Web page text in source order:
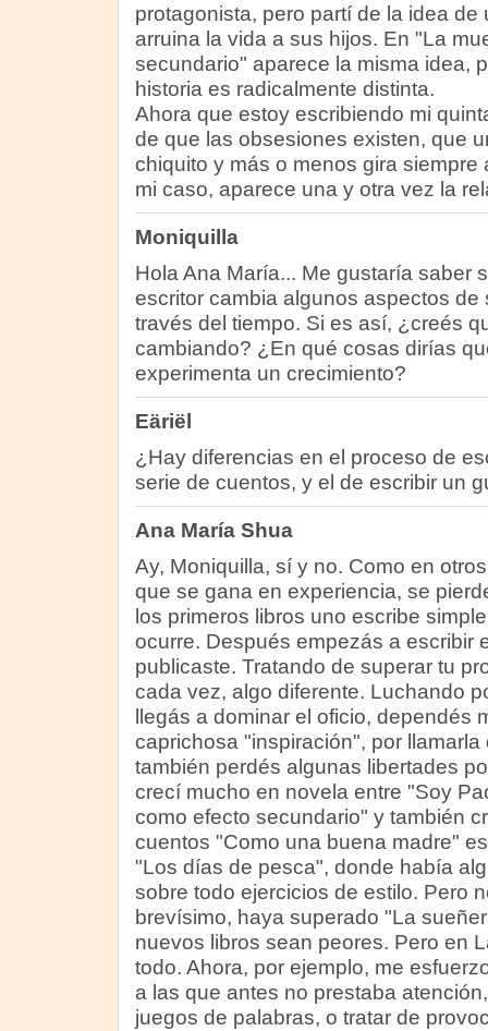
protagonista, pero partí de la idea de
arruina la vida a sus hijos. En "La
secundario" aparece la misma idea,
historia es radicalmente distinta.
Ahora que estoy escribiendo mi
de que las obsesiones existen, que
chiquito y más o menos gira siempre
mi caso, aparece una y otra vez la
Moniquilla
Hola Ana María... Me gustaría saber
escritor cambia algunos aspectos de
través del tiempo. Si es así, ¿creés
cambiando? ¿En qué cosas dirías
experimenta un crecimiento?
Eäriël
¿Hay diferencias en el proceso de
serie de cuentos, y el de escribir un
Ana María Shua
Ay, Moniquilla, sí y no. Como en
que se gana en experiencia, se
los primeros libros uno escribe
ocurre. Después empezás a escribir
publicaste. Tratando de superar tu
cada vez, algo diferente. Luchando
llegás a dominar el oficio, dependés
caprichosa "inspiración", por llamarla
también perdés algunas libertades
crecí mucho en novela entre "Soy
como efecto secundario" y también
cuentos "Como una buena madre"
"Los días de pesca", donde había
sobre todo ejercicios de estilo. Pero
brevísimo, haya superado "La
nuevos libros sean peores. Pero en
todo. Ahora, por ejemplo, me
a las que antes no prestaba
juegos de palabras, o tratar de